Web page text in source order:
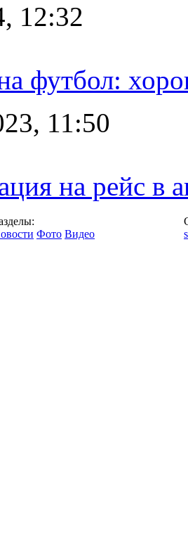
12:32
футбол:
11:50
на рейс в
Фото Видео